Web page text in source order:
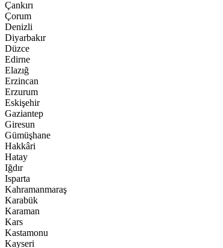
Çankırı
Çorum
Denizli
Diyarbakır
Düzce
Edirne
Elazığ
Erzincan
Erzurum
Eskişehir
Gaziantep
Giresun
Gümüşhane
Hakkâri
Hatay
Iğdır
Isparta
Kahramanmaraş
Karabük
Karaman
Kars
Kastamonu
Kayseri